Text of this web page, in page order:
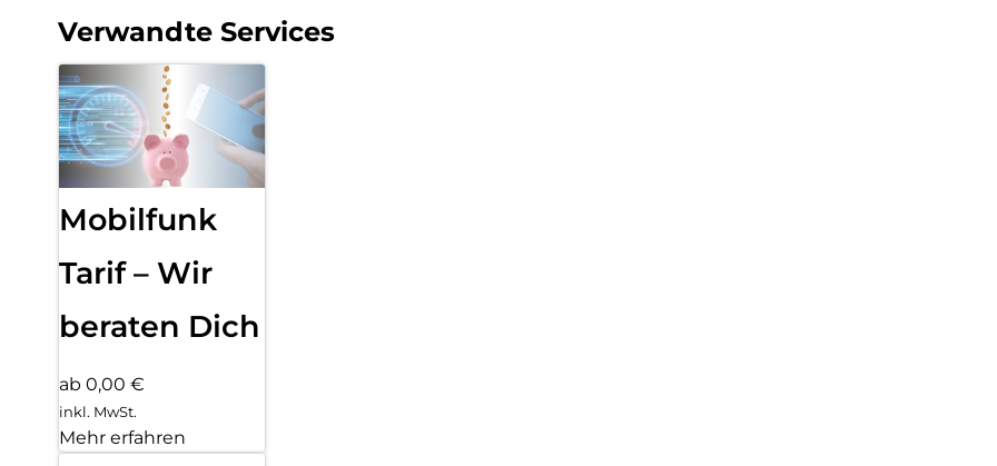
Verwandte Services
Mobilfunk
Tarif – Wir
beraten Dich
ab 0,00 €
inkl. MwSt.
Mehr erfahren